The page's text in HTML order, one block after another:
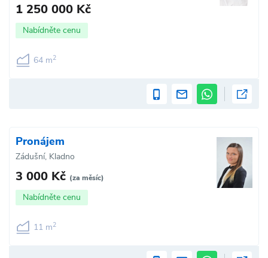
1 250 000 Kč
Nabídněte cenu
64 m2
Pronájem
Zádušní, Kladno
3 000 Kč (za měsíc)
Nabídněte cenu
11 m2